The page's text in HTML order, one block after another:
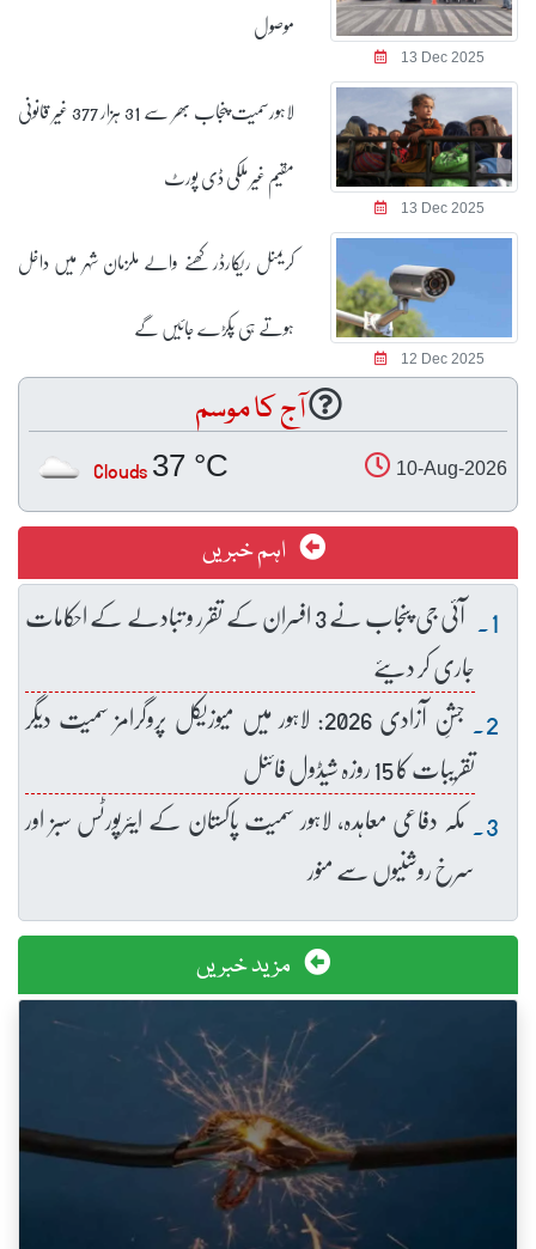
13 Dec 2025
موصول
13 Dec 2025
لاہورسمیت پنجاب بھر سے 31 ہزار 377 غیر قانونی
مقیم غیر ملکی ڈی پورٹ
12 Dec 2025
کریمنل ریکارڈر کھنے والے ملزمان شہر میں داخل
ہوتے ہی پکڑے جائیں گے
آج کا موسم
10-Aug-2026
37 °C
Clouds
اہم خبریں
آئی جی پنجاب نے 3 افسران کے تقرر و تبادلے کے احکامات
جاری کر دیئے
جشنِ آزادی 2026: لاہور میں میوزیکل پروگرامز سمیت دیگر
تقریبات کا 15 روزہ شیڈول فائنل
مکہ دفاعی معاہدہ، لاہور سمیت پاکستان کے ایئرپورٹس سبز اور
سرخ روشنیوں سے منور
مزید خبریں